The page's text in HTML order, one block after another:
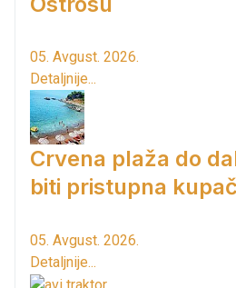
05. Avgust. 2026.
Detaljnije...
Crvena plaža do
biti pristupna
05. Avgust. 2026.
Detaljnije...